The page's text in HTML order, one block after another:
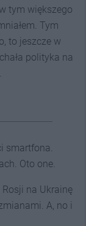
tym większego
Tym
to jeszcze w
polityka na
smartfona.
Oto one.
na Ukrainę
A, no i